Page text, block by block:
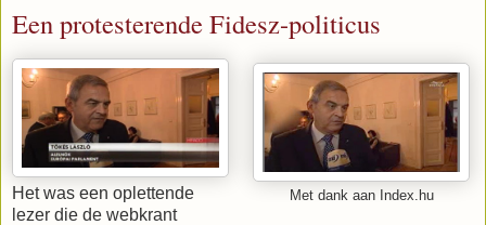
Een protesterende Fidesz-politicus
Met dank aan Index.hu
Het was een oplettende
lezer die de webkrant